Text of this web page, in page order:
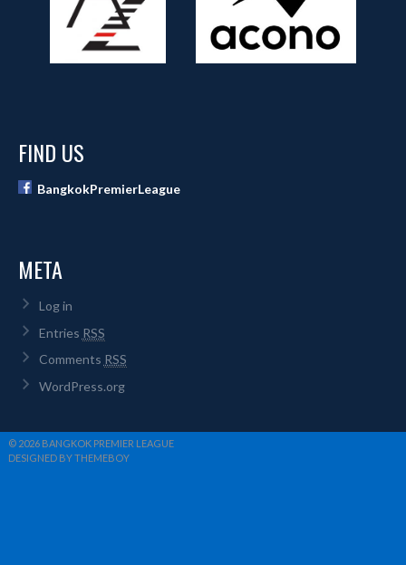
FIND US
BangkokPremierLeague
META
Log in
Entries RSS
Comments RSS
WordPress.org
© 2026 BANGKOK PREMIER LEAGUE
DESIGNED BY THEMEBOY